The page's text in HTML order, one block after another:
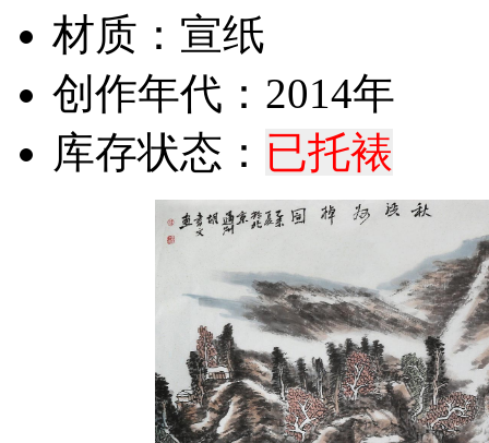
材质：宣纸
创作年代：2014年
库存状态： 已托裱